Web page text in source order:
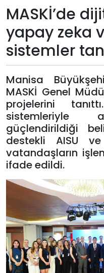
Künye
Giriş
Yap
MASKİ’de
yapay zeka
sistemler
Manisa
MASKİ Genel
projelerini
sistemleriyle
güçlendirildiği
destekli AISU
vatandaşların
ifade edildi.